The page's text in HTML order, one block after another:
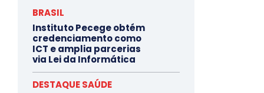
BRASIL
Instituto Pecege obtém
credenciamento como
ICT e amplia parcerias
via Lei da Informática
DESTAQUE SAÚDE